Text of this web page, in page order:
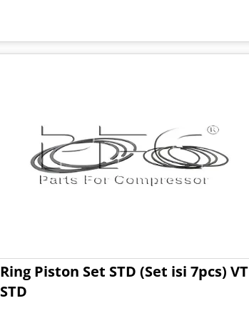
Ring Piston Set STD (Set isi 7pcs) VT
STD